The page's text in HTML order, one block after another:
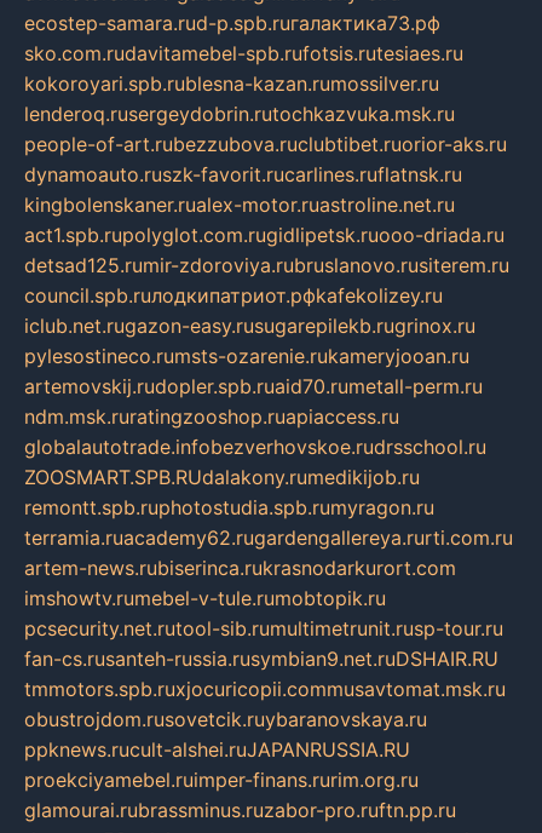
ecostep-samara.rud-p.spb.ruгалактика73.рф
sko.com.rudavitamebel-spb.rufotsis.rutesiaes.ru
kokoroyari.spb.rublesna-kazan.rumossilver.ru
lenderoq.rusergeydobrin.rutochkazvuka.msk.ru
people-of-art.rubezzubova.ruclubtibet.ruorior-aks.ru
dynamoauto.ruszk-favorit.rucarlines.ruflatnsk.ru
kingbolenskaner.rualex-motor.ruastroline.net.ru
act1.spb.rupolyglot.com.rugidlipetsk.ruooo-driada.ru
detsad125.rumir-zdoroviya.rubruslanovo.rusiterem.ru
council.spb.ruлодкипатриот.рфkafekolizey.ru
iclub.net.rugazon-easy.rusugarepilekb.rugrinox.ru
pylesostineco.rumsts-ozarenie.rukameryjooan.ru
artemovskij.rudopler.spb.ruaid70.rumetall-perm.ru
ndm.msk.ruratingzooshop.ruapiaccess.ru
globalautotrade.infobezverhovskoe.rudrsschool.ru
ZOOSMART.SPB.RUdalakony.rumedikijob.ru
remontt.spb.ruphotostudia.spb.rumyragon.ru
terramia.ruacademy62.rugardengallereya.rurti.com.ru
artem-news.rubiserinca.rukrasnodarkurort.com
imshowtv.rumebel-v-tule.rumobtopik.ru
pcsecurity.net.rutool-sib.rumultimetrunit.rusp-tour.ru
fan-cs.rusanteh-russia.rusymbian9.net.ruDSHAIR.RU
tmmotors.spb.ruxjocuricopii.commusavtomat.msk.ru
obustrojdom.rusovetcik.ruybaranovskaya.ru
ppknews.rucult-alshei.ruJAPANRUSSIA.RU
proekciyamebel.ruimper-finans.rurim.org.ru
glamourai.rubrassminus.ruzabor-pro.ruftn.pp.ru